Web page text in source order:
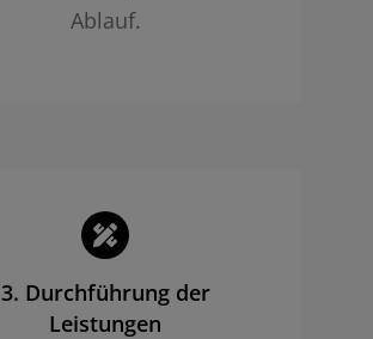
Ablauf.
3. Durchführung der
Leistungen